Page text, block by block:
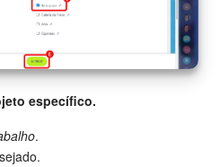
(arquivo)
específico.
.